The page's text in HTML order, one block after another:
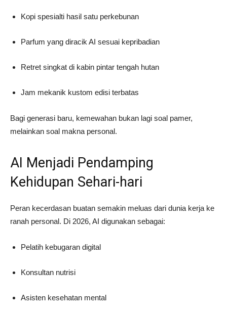
Kopi spesialti hasil satu perkebunan
Parfum yang diracik AI sesuai kepribadian
Retret singkat di kabin pintar tengah hutan
Jam mekanik kustom edisi terbatas
Bagi generasi baru, kemewahan bukan lagi soal pamer,
melainkan soal makna personal.
AI Menjadi Pendamping
Kehidupan Sehari-hari
Peran kecerdasan buatan semakin meluas dari dunia kerja ke
ranah personal. Di 2026, AI digunakan sebagai:
Pelatih kebugaran digital
Konsultan nutrisi
Asisten kesehatan mental